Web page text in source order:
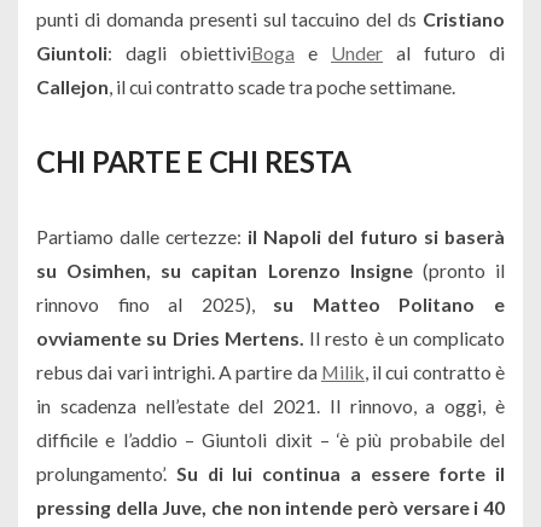
punti di domanda presenti sul taccuino del ds Cristiano
Giuntoli: dagli obiettiviBoga e Under al futuro di
Callejon , il cui contratto scade tra poche settimane.
CHI PARTE E CHI RESTA
Partiamo dalle certezze: il Napoli del futuro si baserà
su Osimhen, su capitan Lorenzo Insigne(pronto il
rinnovo fino al 2025), su Matteo Politano e
ovviamente su Dries Mertens. Il resto è un complicato
rebus dai vari intrighi. A partire da Milik , il cui contratto è
in scadenza nell’estate del 2021. Il rinnovo, a oggi, è
difficile e l’addio – Giuntoli dixit – ‘è più probabile del
prolungamento’. Su di lui continua a essere forte il
pressing della Juve, che non intende però versare i 40